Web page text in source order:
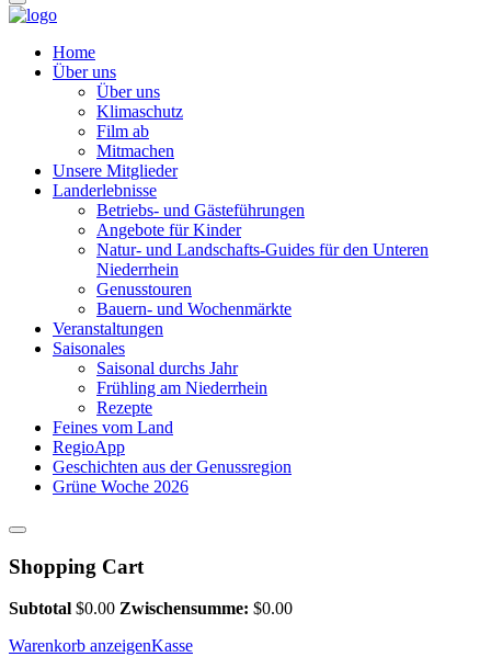
Home
Über uns
Über uns
Klimaschutz
Film ab
Mitmachen
Unsere Mitglieder
Landerlebnisse
Betriebs- und Gästeführungen
Angebote für Kinder
Natur- und Landschafts-Guides für den Unteren
Niederrhein
Genusstouren
Bauern- und Wochenmärkte
Veranstaltungen
Saisonales
Saisonal durchs Jahr
Frühling am Niederrhein
Rezepte
Feines vom Land
RegioApp
Geschichten aus der Genussregion
Grüne Woche 2026
Shopping Cart
Subtotal $0.00 Zwischensumme: $0.00
Warenkorb anzeigenKasse